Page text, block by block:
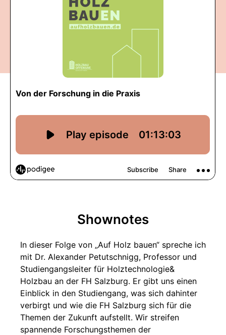
Shownotes
In dieser Folge von „Auf Holz bauen“ spreche ich
mit Dr. Alexander Petutschnigg, Professor und
Studiengangsleiter für Holztechnologie&
Holzbau an der FH Salzburg. Er gibt uns einen
Einblick in den Studiengang, was sich dahinter
verbirgt und wie die FH Salzburg sich für die
Themen der Zukunft aufstellt. Wir streifen
spannende Forschungsthemen der